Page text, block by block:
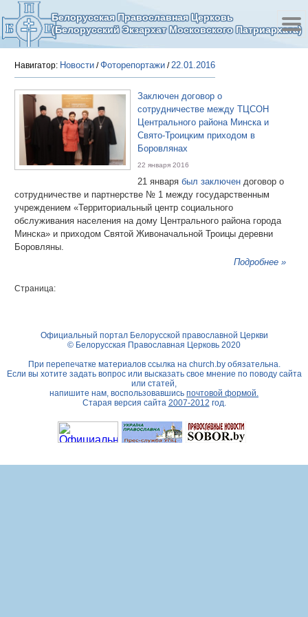
Белорусская Православная Церковь
(Белорусский Экзархат Московского Патриархата)
Навигатор: Новости /Фоторепортажи /22.01.2016
Заключен договор о
сотрудничестве между ТЦСОН
Центрального района Минска и
Свято-Троицким приходом в
Боровлянах
22 января 2016
21 января был заключен договор о
сотрудничестве и партнерстве № 1 между государственным
учреждением «Территориальный центр социального
обслуживания населения на дому Центрального района города
Минска» и приходом Святой Живоначальной Троицы деревни
Боровляны.
Подробнее »
Страница:
Официальный портал Белорусской православной Церкви
© Белорусская Православная Церковь 2020
При перепечатке материалов ссылка на church.byобязательна.
Если вы хотите задать вопрос или высказать свое мнение по поводу сайта
или статей,
напишите нам, воспользовавшись почтовой формой.
Старая версия сайта 2007-2012 год.